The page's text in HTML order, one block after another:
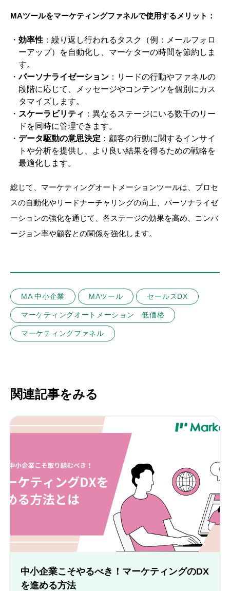
MAツールをマーケティングファネルで使用するメリット：
効率性 ：繰り返し行われるタスク（例：メールフォロ
ーアップ）を自動化し、マーケターの時間を節約しま
す。
パーソナライゼーション ：リードの行動やファネルの
段階に応じて、メッセージやコンテンツを個別にカス
タマイズします。
スケーラビリティ ：異なるステージにいる数千のリー
ドを同時に管理できます。
データ駆動の意思決定 ：顧客の行動に関するインサイ
トや分析を提供し、より良い結果を得るための戦略を
最適化します。
総じて、マーケティングオートメーションツールは、プロセ
スの自動化やリードナーチャリングの向上、パーソナライゼ
ーションの強化を通じて、各ステージの効果を高め、コンバ
ージョン率や顧客との関係を強化します。
MA 中小企業 MAツール セールスDX
マーケティングオートメーション 低価格
マーケティングファネル
関連記事をみる
中小企業こそやるべき！マーケティングのDX
を進める方法